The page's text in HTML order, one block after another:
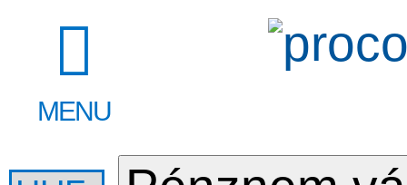
MENU